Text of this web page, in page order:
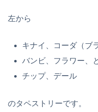
左から
キナイ、コーダ（ブ
バンビ、フラワー、
チップ、デール
のタペストリーです。